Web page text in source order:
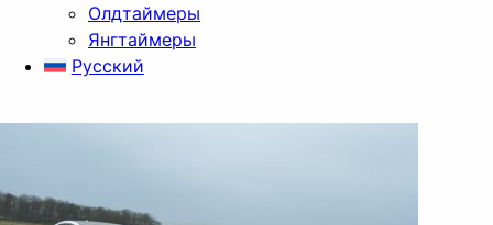
Олдтаймеры
Янгтаймеры
Русский